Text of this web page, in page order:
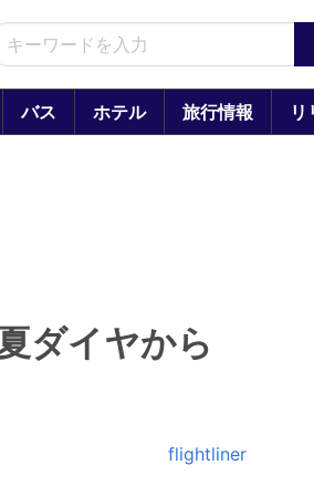
バス ホテル 旅行情報 リ
ダイヤから
flightliner